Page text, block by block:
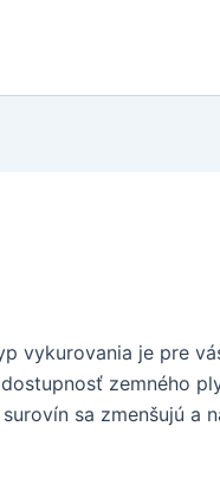
vykurovania je pre
zemného
sa zmenšujú a